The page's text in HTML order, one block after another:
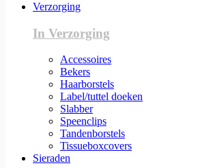
Verzorging
In Verzorging
Accessoires
Bekers
Haarborstels
Label/tuttel doeken
Slabber
Speenclips
Tandenborstels
Tissueboxcovers
Sieraden